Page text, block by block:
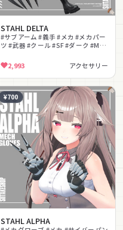
STAHL DELTA
#サブアーム #義手 #メカ #メカパー
ツ #武器 #クール #SF #ダーク #MA
2,993 アクセサリー
¥700
STAHL ALPHA